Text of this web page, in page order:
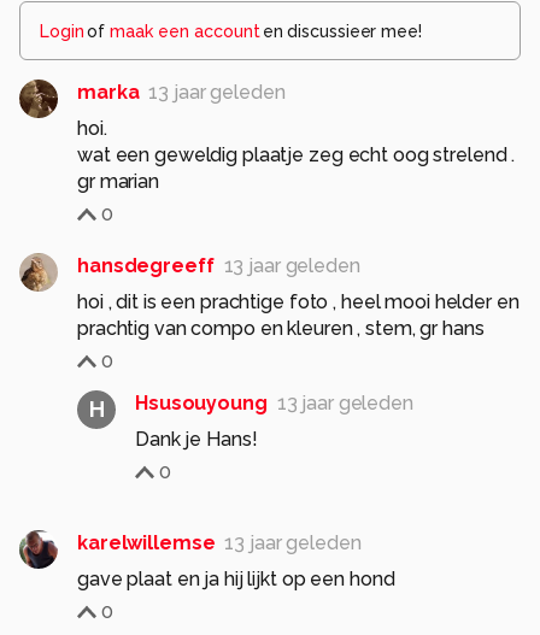
Loginof maak een account en discussieer mee!
marka 13 jaar geleden
hoi.
wat een geweldig plaatje zeg echt oog strelend .
gr marian
0
hansdegreeff 13 jaar geleden
hoi , dit is een prachtige foto , heel mooi helder en
prachtig van compo en kleuren , stem, gr hans
0
H Hsusouyoung 13 jaar geleden
Dank je Hans!
0
karelwillemse 13 jaar geleden
gave plaat en ja hij lijkt op een hond
0